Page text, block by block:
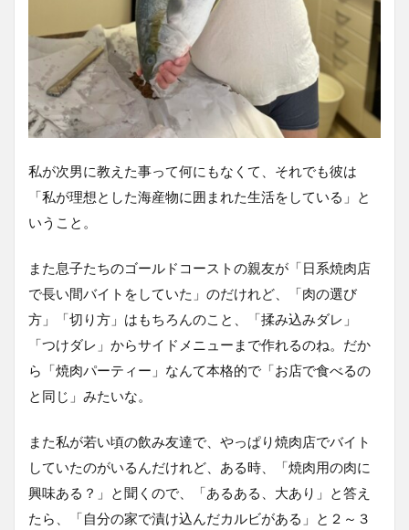
私が次男に教えた事って何にもなくて、それでも彼は
「私が理想とした海産物に囲まれた生活をしている」と
いうこと。
また息子たちのゴールドコーストの親友が「日系焼肉店
で長い間バイトをしていた」のだけれど、「肉の選び
方」「切り方」はもちろんのこと、「揉み込みダレ」
「つけダレ」からサイドメニューまで作れるのね。だか
ら「焼肉パーティー」なんて本格的で「お店で食べるの
と同じ」みたいな。
また私が若い頃の飲み友達で、やっぱり焼肉店でバイト
していたのがいるんだけれど、ある時、「焼肉用の肉に
興味ある？」と聞くので、「あるある、大あり」と答え
たら、「自分の家で漬け込んだカルビがある」と２～３